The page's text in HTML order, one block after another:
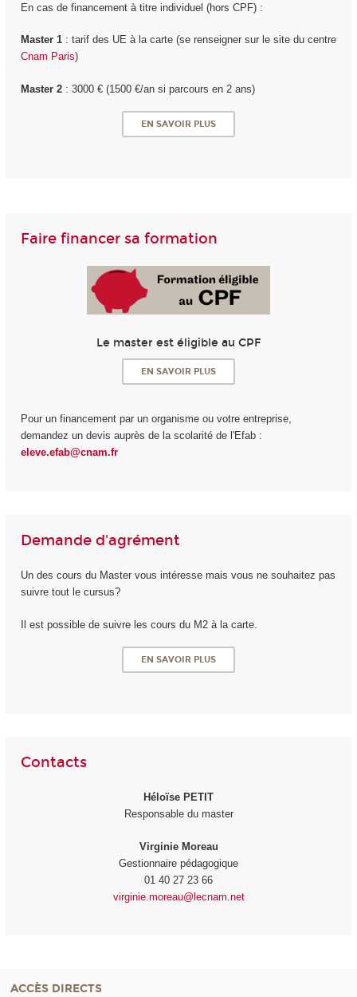
En cas de financement à titre individuel (hors CPF) :
Master 1 : tarif des UE à la carte (se renseigner sur le site du centre
Cnam Paris)
Master 2: 3000 € (1500 €/an si parcours en 2 ans)
EN SAVOIR PLUS
Faire financer sa formation
Le master est éligible au CPF
EN SAVOIR PLUS
Pour un financement par un organisme ou votre entreprise,
demandez un devis auprès de la scolarité de l'Efab :
eleve.efab@cnam.fr
Demande d'agrément
Un des cours du Master vous intéresse mais vous ne souhaitez pas
suivre tout le cursus?
Il est possible de suivre les cours du M2 à la carte.
EN SAVOIR PLUS
Contacts
Héloïse PETIT
Responsable du master
Virginie Moreau
Gestionnaire pédagogique
01 40 27 23 66
virginie.moreau@lecnam.net
ACCÈS DIRECTS